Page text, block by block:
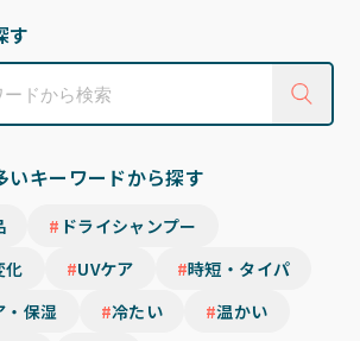
す
いキーワードから探す
ドライシャンプー
化
UVケア
時短・タイパ
・保湿
冷たい
温かい